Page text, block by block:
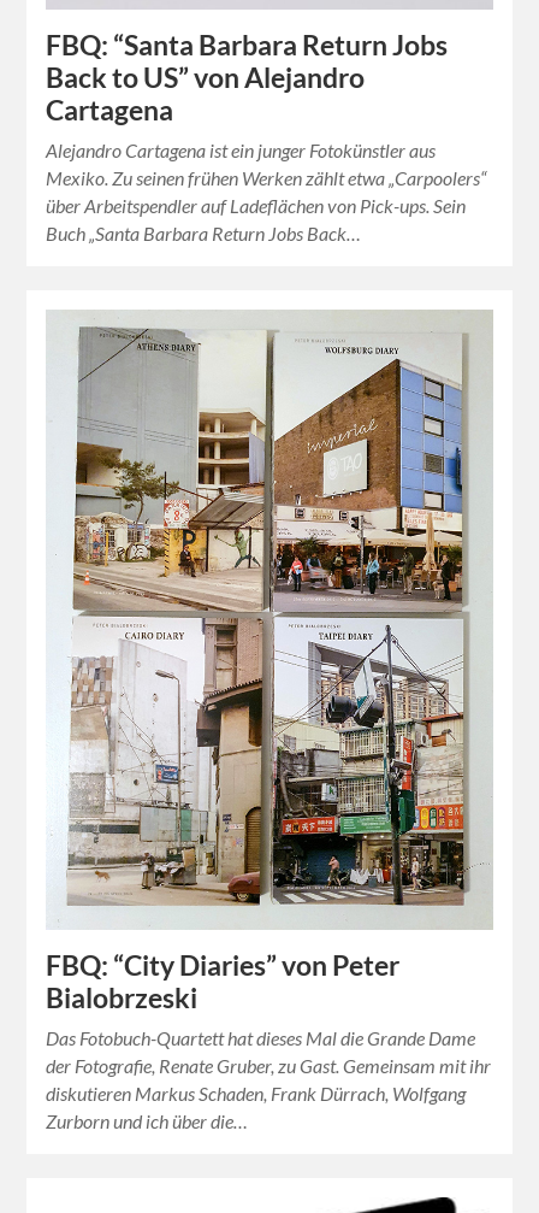
FBQ: “Santa Barbara Return Jobs
Back to US” von Alejandro
Cartagena
Alejandro Cartagena ist ein junger Fotokünstler aus
Mexiko. Zu seinen frühen Werken zählt etwa „Carpoolers“
über Arbeitspendler auf Ladeflächen von Pick-ups. Sein
Buch „Santa Barbara Return Jobs Back…
FBQ: “City Diaries” von Peter
Bialobrzeski
Das Fotobuch-Quartett hat dieses Mal die Grande Dame
der Fotografie, Renate Gruber, zu Gast. Gemeinsam mit ihr
diskutieren Markus Schaden, Frank Dürrach, Wolfgang
Zurborn und ich über die…